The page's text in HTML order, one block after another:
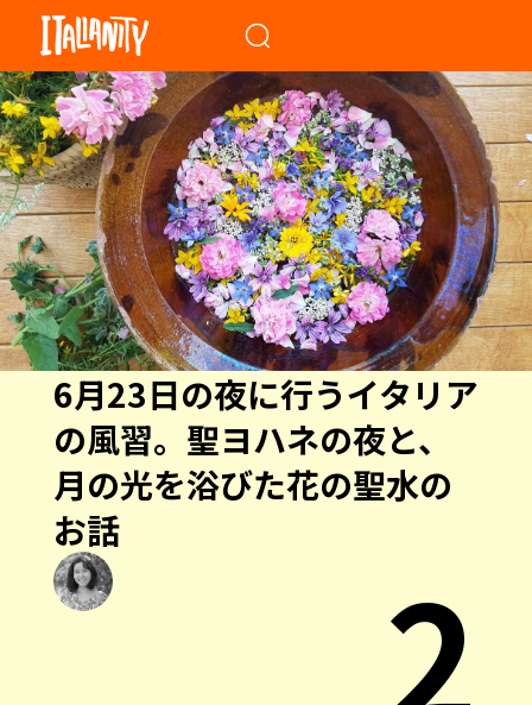
6月23日の夜に行うイタリア
の風習。聖ヨハネの夜と、
月の光を浴びた花の聖水の
お話
2